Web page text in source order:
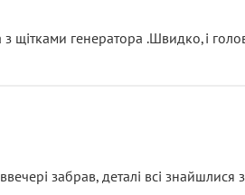
щітками генератора .Швидко,і
забрав, деталі всі